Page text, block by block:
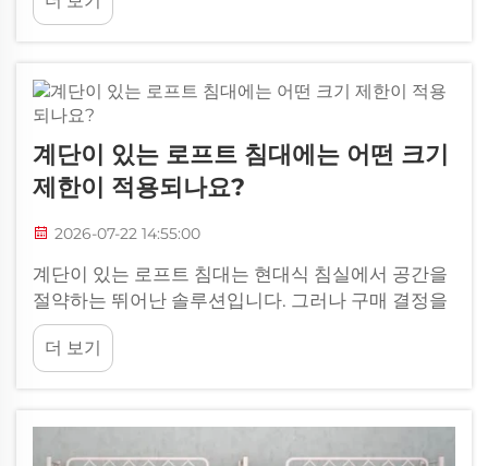
성, 안전성, 미적 매력, 장기적인 가치에 직접적인 영
향을 미칩니다.
계단이 있는 로프트 침대에는 어떤 크기
제한이 적용되나요?
2026-07-22 14:55:00
계단이 있는 로프트 침대는 현대식 침실에서 공간을
절약하는 뛰어난 솔루션입니다. 그러나 구매 결정을
내리기 전에 계단이 있는 로프트 침대에 적용되는 구
체적인 크기 제한을 이해하는 것이 필수적입니다. 로
프트 침대의 치수는 ...
더 보기